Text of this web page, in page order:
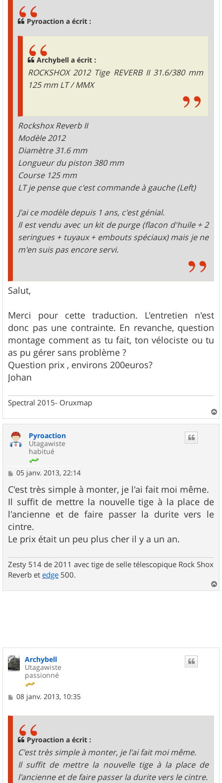
Pyroaction a écrit :
Archybell a écrit :
ROCKSHOX 2012 Tige REVERB II 31.6/380 mm
125 mm LT / MMX
Rockshox Reverb II
Modèle 2012
Diamètre 31.6 mm
Longueur du piston 380 mm
Course 125 mm
LT je pense que c'est commande à gauche (Left)
J'ai ce modèle depuis 1 ans, c'est génial.
Il est vendu avec un kit de purge (flacon d'huile + 2
seringues + tuyaux + embouts spéciaux) mais je ne
m'en suis pas encore servi.
Salut,
Merci pour cette traduction. L'entretien n'est
donc pas une contrainte. En revanche, question
montage comment as tu fait, ton vélociste ou tu
as pu gérer sans problème ?
Question prix , environs 200euros?
Johan
Spectral 2015- Oruxmap
a
Pyroaction
Utagawiste
habitué
M
s
s
a
g
e
05 janv. 2013, 22:14
C'est très simple à monter, je l'ai fait moi même.
Il suffit de mettre la nouvelle tige à la place de
l'ancienne et de faire passer la durite vers le
cintre.
Le prix était un peu plus cher il y a un an.
Zesty 514 de 2011 avec tige de selle télescopique Rock Shox
Reverb et edge 500.
a
Archybell
Utagawiste
passionné
M
08 janv. 2013, 10:35
Pyroaction a écrit :
C'est très simple à monter, je l'ai fait moi même.
Il suffit de mettre la nouvelle tige à la place de
l'ancienne et de faire passer la durite vers le cintre.